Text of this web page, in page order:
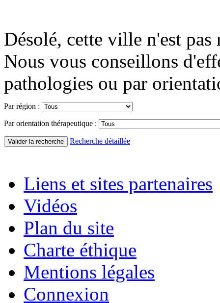
Désolé, cette ville n'est pas
Nous vous conseillons
pathologies ou par
Par région :
Par orientation thérapeutique :
Recherche détaillée
Liens et sites partenaires
Vidéos
Plan du site
Charte éthique
Mentions légales
Connexion